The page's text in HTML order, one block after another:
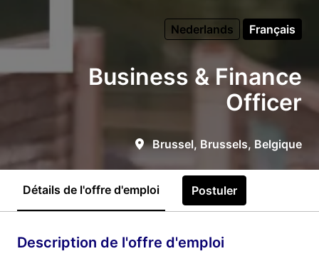
Nederlands Français
Business & Finance
Officer
Brussel, Brussels, Belgique
Détails de l'offre d'emploi Postuler
Description de l'offre d'emploi